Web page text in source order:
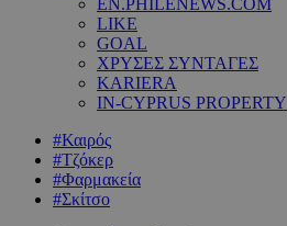
EN.PHILENEWS.COM
LIKE
GOAL
ΧΡΥΣΕΣ ΣΥΝΤΑΓΕΣ
KARIERA
IN-CYPRUS PROPERTY
#Καιρός
#Τζόκερ
#Φαρμακεία
#Σκίτσο